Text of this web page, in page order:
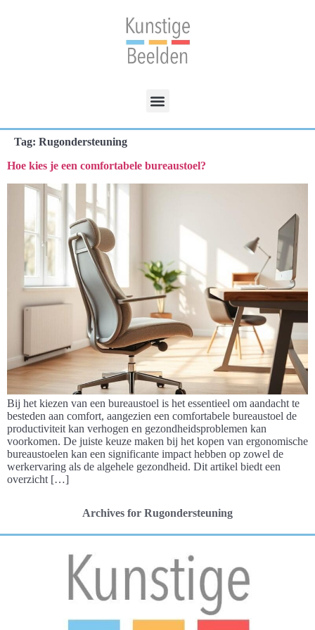
Tag: Rugondersteuning
Hoe kies je een comfortabele bureaustoel?
Bij het kiezen van een bureaustoel is het essentieel om aandacht te
besteden aan comfort, aangezien een comfortabele bureaustoel de
productiviteit kan verhogen en gezondheidsproblemen kan
voorkomen. De juiste keuze maken bij het kopen van ergonomische
bureaustoelen kan een significante impact hebben op zowel de
werkervaring als de algehele gezondheid. Dit artikel biedt een
overzicht […]
Archives for Rugondersteuning